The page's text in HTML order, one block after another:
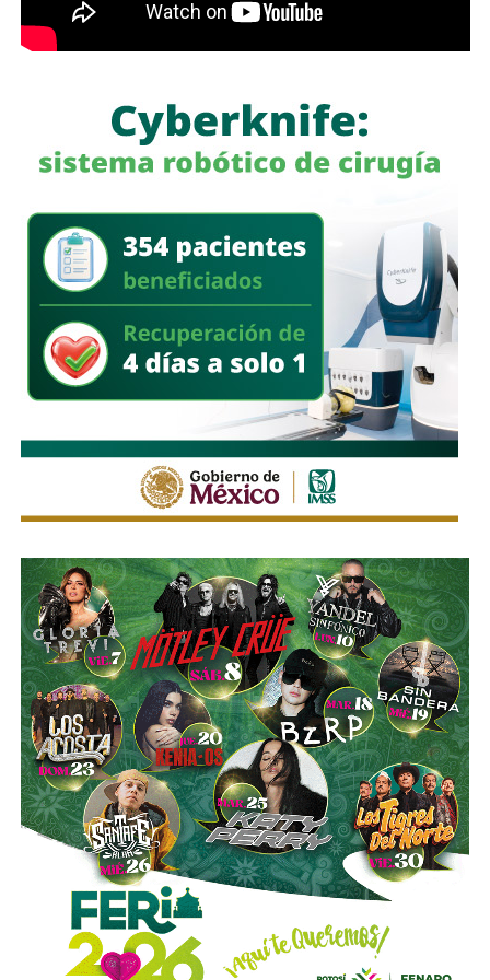
litros de petrolífero, una máquina asfaltadora,
generador eléctrico de diésel, una máquina
alrededor de 40 cinchos de seguridad para escotillas de
pipas, utilizados comúnmente en el transporte de
combustibles.
En un segundo cateo, realizado en la comunidad de
Laguna de San Vicente, también en territorio potosino, la
FGR aseguró otro inmueble donde presuntamente operaba
un centro de procesamiento ilegal de hidrocarburos.
Ahí fueron encontrados18 tanques verticales, dos líneas
completas de producción para hidrocarburos, alrededor de
40 mil litros de petróleo crudo y diésel, además de
muestras de ácido sulfúrico, hidrocarburos y diversa
documentación relacionada con la operación del sitio.
Las investigaciones también permitieron ejecutar cateos
en Tizayuca, Hidalgo, y Cuautla, Morelos.
En Hidalgo fueron asegurados más de456 mil litrosde un
líquido que podría corresponder a hidrocarburos o
productos químicos utilizados para su procesamiento,
mientras que en Morelos se localizaron documentos,
talones de cheques y muestras obtenidas de diversos
contenedores.
La Fiscalía General de la República informó que estos
operativos forman parte delPlan Estratégico de